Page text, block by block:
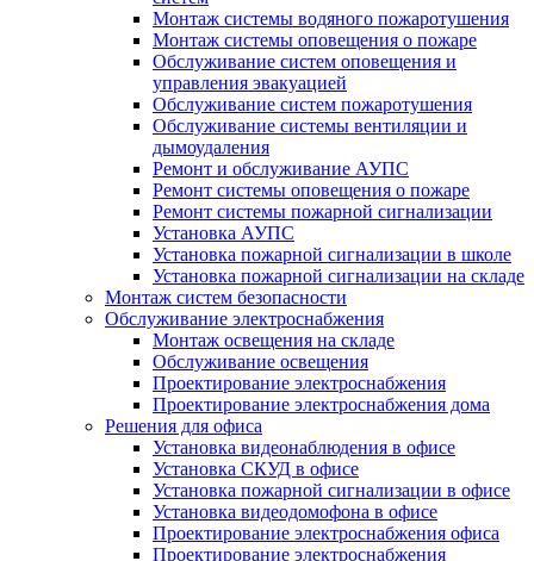
Монтаж системы водяного пожаротушения
Монтаж системы оповещения о пожаре
Обслуживание систем оповещения и
управления эвакуацией
Обслуживание систем пожаротушения
Обслуживание системы вентиляции и
дымоудаления
Ремонт и обслуживание АУПС
Ремонт системы оповещения о пожаре
Ремонт системы пожарной сигнализации
Установка АУПС
Установка пожарной сигнализации в школе
Установка пожарной сигнализации на складе
Монтаж систем безопасности
Обслуживание электроснабжения
Монтаж освещения на складе
Обслуживание освещения
Проектирование электроснабжения
Проектирование электроснабжения дома
Решения для офиса
Установка видеонаблюдения в офисе
Установка СКУД в офисе
Установка пожарной сигнализации в офисе
Установка видеодомофона в офисе
Проектирование электроснабжения офиса
Проектирование электроснабжения